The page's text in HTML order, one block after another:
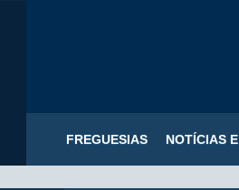
FREGUESIAS NOTÍCIAS